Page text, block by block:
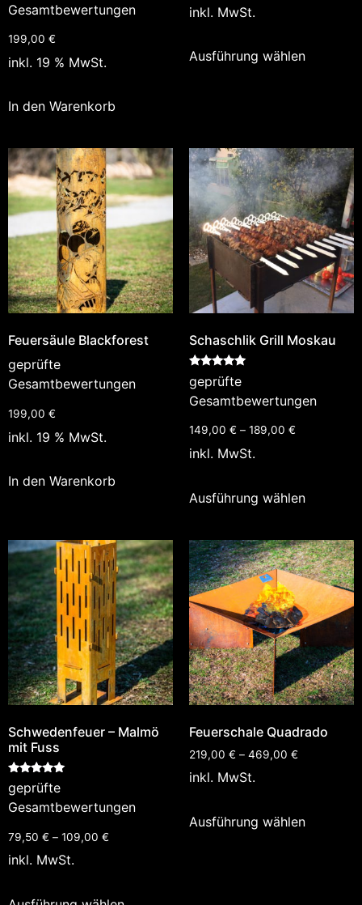
Gesamtbewertungen
199,00 €
inkl. 19 % MwSt.
In den Warenkorb
inkl. MwSt.
Ausführung wählen
Feuersäule Blackforest
geprüfte
Gesamtbewertungen
199,00 €
inkl. 19 % MwSt.
In den Warenkorb
Schaschlik Grill Moskau
Bewertet
mit
5.00
von 5
geprüfte
Gesamtbewertungen
149,00 € – 189,00 €
inkl. MwSt.
Ausführung wählen
Schwedenfeuer – Malmö
mit Fuss
Bewertet
mit
5.00
von 5
geprüfte
Gesamtbewertungen
79,50 € – 109,00 €
inkl. MwSt.
Feuerschale Quadrado
219,00 € – 469,00 €
inkl. MwSt.
Ausführung wählen